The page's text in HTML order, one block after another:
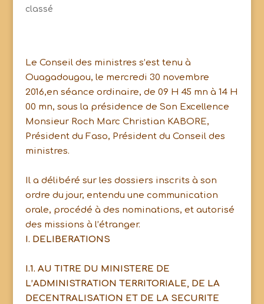
classé
Le Conseil des ministres s’est tenu à
Ouagadougou, le mercredi 30 novembre
2016,en séance ordinaire, de 09 H 45 mn à 14 H
00 mn, sous la présidence de Son Excellence
Monsieur Roch Marc Christian KABORE,
Président du Faso, Président du Conseil des
ministres.
Il a délibéré sur les dossiers inscrits à son
ordre du jour, entendu une communication
orale, procédé à des nominations, et autorisé
des missions à l’étranger.
I. DELIBERATIONS
I.1. AU TITRE DU MINISTERE DE
L’ADMINISTRATION TERRITORIALE, DE LA
DECENTRALISATION ET DE LA SECURITE